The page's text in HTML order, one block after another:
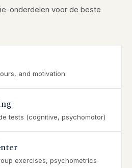
onderdelen voor de beste
and motivation
tests (cognitive, psychomotor)
exercises, psychometrics